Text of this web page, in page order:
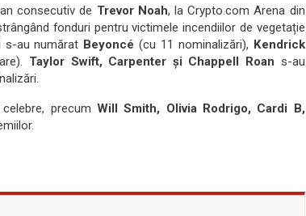
consecutiv de Trevor Noah, la Crypto.com Arena din
fonduri pentru victimele incendiilor de vegetație
s-au numărat Beyoncé (cu 11 nominalizări), Kendrick
Taylor Swift, Carpenter și Chappell Roan s-au
precumWill Smith, Olivia Rodrigo, Cardi B,